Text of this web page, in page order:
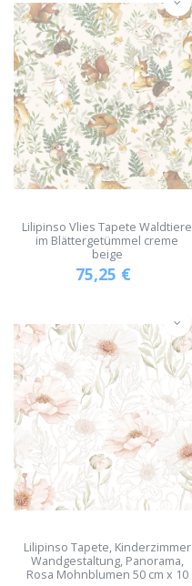
Lilipinso Vlies Tapete Waldtiere
im Blättergetümmel creme
beige
75,25 €
Lilipinso Tapete, Kinderzimmer
Wandgestaltung, Panorama,
Rosa Mohnblumen 50 cm x 10